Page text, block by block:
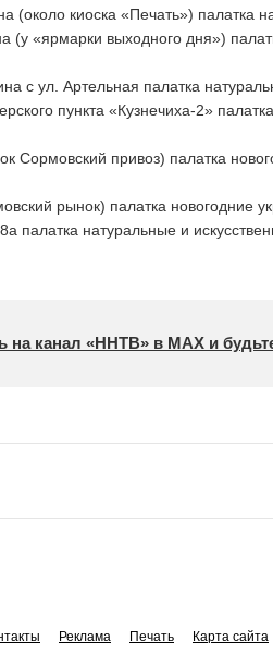
(около киоска «Печать») палатка
(у «ярмарки выходного дня»)
с ул. Артельная палатка
пункта «Кузнечиха-2»
Сормовский привоз) палатка
рынок) палатка новогодние
палатка натуральные и
на канал «ННТВ» в МАХ и
Реклама Печать Карта сайта